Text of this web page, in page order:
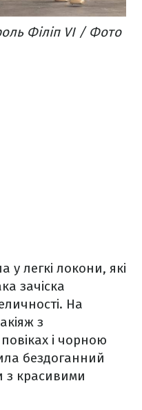
Філіп VI / Фото
у легкі локони, які
зачіска
На
з
і чорною
бездоганний
з красивими